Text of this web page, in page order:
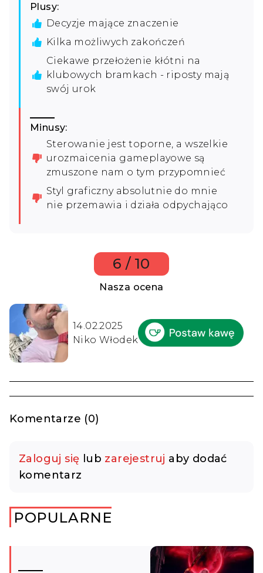
Plusy:
Decyzje mające znaczenie
Kilka możliwych zakończeń
Ciekawe przełożenie kłótni na
klubowych bramkach - riposty mają
swój urok
Minusy:
Sterowanie jest toporne, a wszelkie
urozmaicenia gameplayowe są
zmuszone nam o tym przypomnieć
Styl graficzny absolutnie do mnie
nie przemawia i działa odpychająco
6 / 10
Nasza ocena
14.02.2025
Niko Włodek
Komentarze (0)
Zaloguj się lub zarejestruj aby dodać
komentarz
POPULARNE